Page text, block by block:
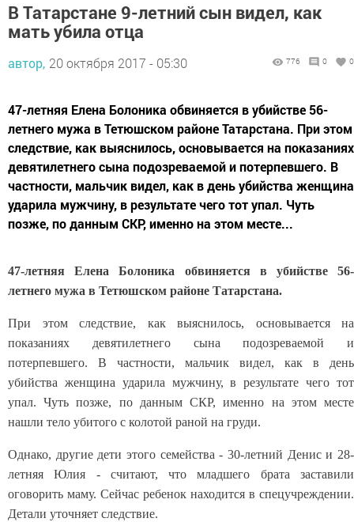
В Татарстане 9-летний сын видел, как
мать убила отца
автор, 20 октября 2017 - 05:30 776 0 0
47-летняя Елена Болоника обвиняется в убийстве 56-
летнего мужа в Тетюшском районе Татарстана. При этом
следствие, как выяснилось, основывается на показаниях
девятилетнего сына подозреваемой и потерпевшего. В
частности, мальчик видел, как в день убийства женщина
ударила мужчину, в результате чего тот упал. Чуть
позже, по данным CКР, именно на этом месте...
47-летняя Елена Болоника обвиняется в убийстве 56-
летнего мужа в Тетюшском районе Татарстана.
При этом следствие, как выяснилось, основывается на
показаниях девятилетнего сына подозреваемой и
потерпевшего. В частности, мальчик видел, как в день
убийства женщина ударила мужчину, в результате чего тот
упал. Чуть позже, по данным CКР, именно на этом месте
нашли тело убитого с колотой раной на груди.
Однако, другие дети этого семейства - 30-летний Денис и 28-
летняя Юлия - считают, что младшего брата заставили
оговорить маму. Сейчас ребенок находится в спецучреждении.
Детали уточняет следствие.